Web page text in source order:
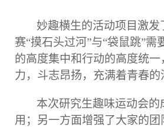
妙趣横生的活动项目激
赛“摸石头过河”与“袋鼠跳”
的高度集中和行动的高度统
力，斗志昂扬，充满着青春的
本次研究生趣味运动会
用；另一方面增强了大家的